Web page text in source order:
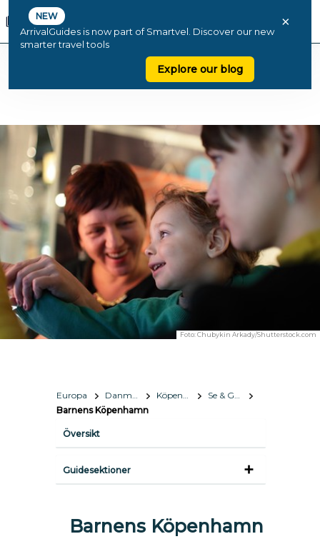
NEW
ArrivalGuides is now part of Smartvel. Discover our new
smarter travel tools
Explore our blog
×
Foto:Chubykin Arkady/Shutterstock.com
Europa Danmark Köpenhamn
Se & Göra
Barnens Köpenhamn
Översikt
Guidesektioner
Barnens Köpenhamn